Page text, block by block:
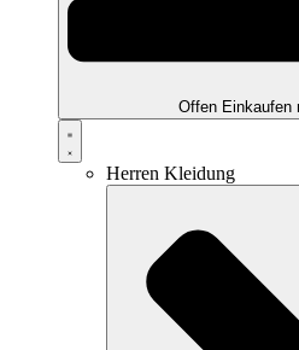
Offen Einkaufen
Herren Kleidung